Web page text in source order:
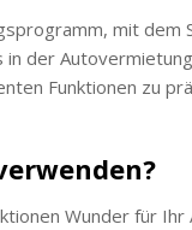
mit
der
Funktionen zu
Wunder für